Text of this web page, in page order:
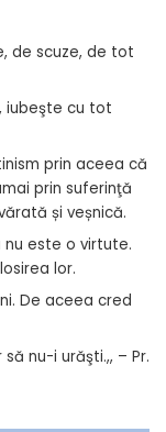
de scuze, de tot
iubeşte cu tot
prin aceea că
prin suferinţă
și veșnică.
este o virtute.
lor.
De aceea cred
nu-i urăşti.,, – Pr.